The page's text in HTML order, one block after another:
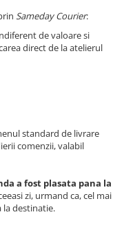
Sameday Courier:
de valoare si
direct de la atelierul
standard de livrare
comenzii, valabil
a fost plasata pana la
zi, urmand ca, cel mai
la destinatie.